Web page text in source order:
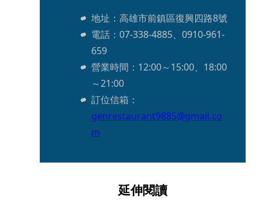
地址：高雄市前鎮區復興四路8號
電話：07-338-4885、0910-961-
659
營業時間：12:00～15:00、18:00
～21:00
訂位信箱：
genrestaurant9885@gmail.co
m
延伸閱讀